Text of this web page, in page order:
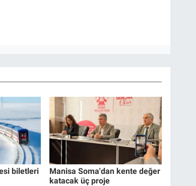
biletleri
Manisa Soma'dan kente değer
katacak üç proje